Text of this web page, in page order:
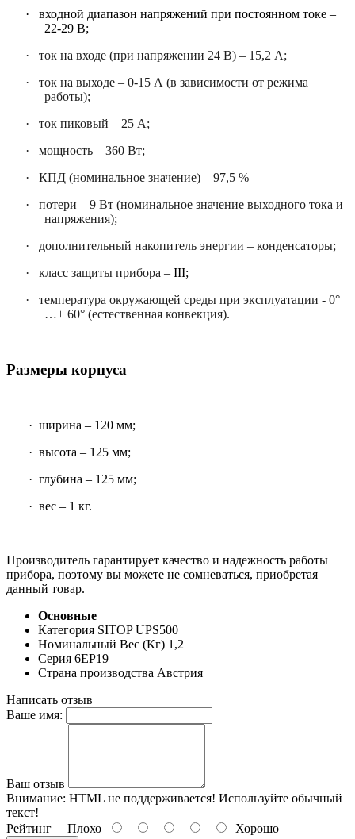
·
входной диапазон напряжений при постоянном токе –
22-29 В;
·
ток на входе (при напряжении 24 В) – 15,2 А;
·
ток на выходе – 0-15 А (в зависимости от режима
работы);
·
ток пиковый – 25 А;
·
мощность – 360 Вт;
·
КПД (номинальное значение) – 97,5 %
·
потери – 9 Вт (номинальное значение выходного тока и
напряжения);
·
дополнительный накопитель энергии – конденсаторы;
·
класс защиты прибора – III;
·
температура окружающей среды при эксплуатации - 0°
…+ 60° (естественная конвекция).
Размеры корпуса
· ширина – 120 мм;
· высота – 125 мм;
· глубина – 125 мм;
· вес – 1 кг.
Производитель гарантирует качество и надежность работы
прибора, поэтому вы можете не сомневаться, приобретая
данный товар.
Основные
Категория SITOP UPS500
Номинальный Вес (Кг) 1,2
Серия 6EP19
Страна производства Австрия
Написать отзыв
Ваше имя:
Ваш отзыв
Внимание: HTML не поддерживается! Используйте обычный
текст!
Рейтинг Плохо Хорошо